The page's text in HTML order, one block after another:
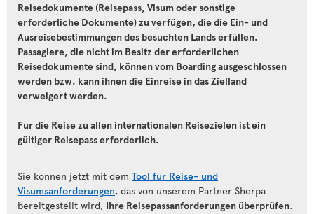
Reisedokumente (Reisepass, Visum oder sonstige
erforderliche Dokumente) zu verfügen, die die Ein- und
Ausreisebestimmungen des besuchten Lands erfüllen.
Passagiere, die nicht im Besitz der erforderlichen
Reisedokumente sind, können vom Boarding ausgeschlossen
werden bzw. kann ihnen die Einreise in das Zielland
verweigert werden.
Für die Reise zu allen internationalen Reisezielen ist ein
gültiger Reisepass erforderlich.
Sie können jetzt mit dem Tool für Reise- und
Visumsanforderungen, das von unserem Partner Sherpa
bereitgestellt wird, Ihre Reisepassanforderungen überprüfen.